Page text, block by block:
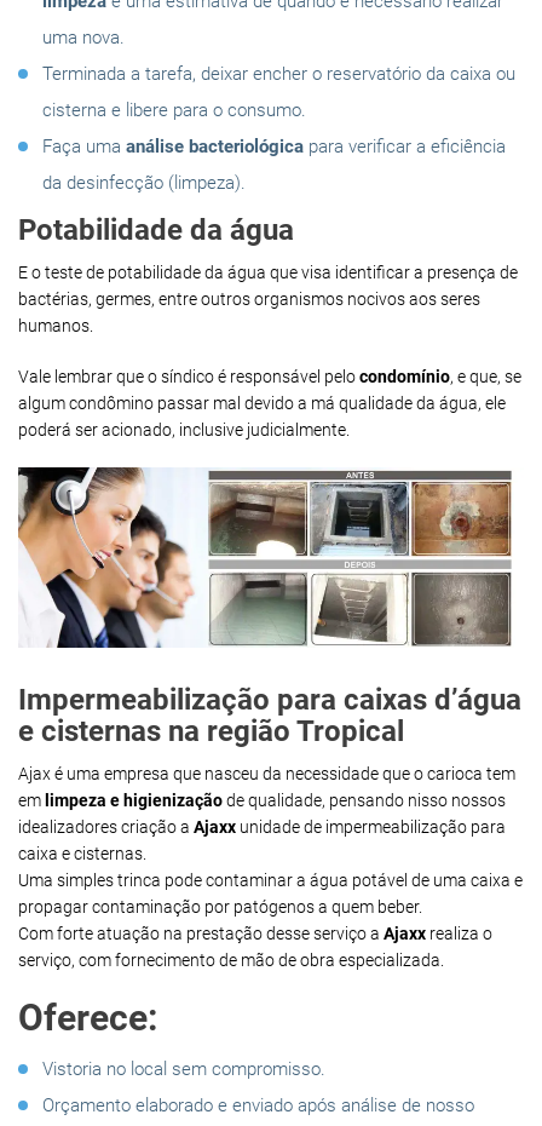
uma nova.
Terminada a tarefa, deixar encher o reservatório da caixa ou
cisterna e libere para o consumo.
Faça uma análise bacteriológica para verificar a eficiência
da desinfecção (limpeza).
Potabilidade da água
E o teste de potabilidade da água que visa identificar a presença de
bactérias, germes, entre outros organismos nocivos aos seres
humanos.
Vale lembrar que o síndico é responsável pelocondomínio, e que, se
algum condômino passar mal devido a má qualidade da água, ele
poderá ser acionado, inclusive judicialmente.
Impermeabilização para caixas d’água
e cisternas na região Tropical
Ajax é uma empresa que nasceu da necessidade que o carioca tem
em limpeza e higienizaçãode qualidade, pensando nisso nossos
idealizadores criação a Ajaxx unidade de impermeabilização para
caixa e cisternas.
Uma simples trinca pode contaminar a água potável de uma caixa e
propagar contaminação por patógenos a quem beber.
Com forte atuação na prestação desse serviço a Ajaxx realiza o
serviço, com fornecimento de mão de obra especializada.
Oferece:
Vistoria no local sem compromisso.
Orçamento elaborado e enviado após análise de nosso